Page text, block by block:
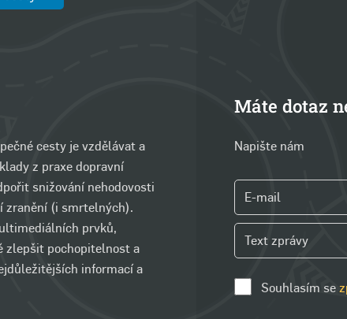
cesty je vzdělávat a
z praxe dopravní
snižování nehodovosti
zranění (i smrtelných).
prvků,
zlepšit pochopitelnost a
informací a
Máte dotaz
Napište nám
Souhlasím se